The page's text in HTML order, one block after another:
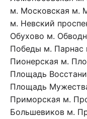
м. Московская м.
м. Невский
Обухово м.
Победы м. Парнас
Пионерская м.
Площадь
Площадь
Приморская м.
Большевиков м.